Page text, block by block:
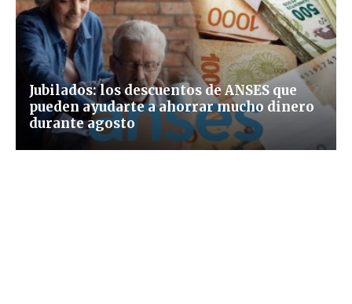
Jubilados: los descuentos de ANSES que
pueden ayudarte a ahorrar mucho dinero
durante agosto